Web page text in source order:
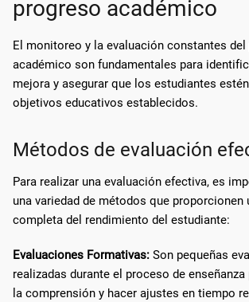
progreso académico
El monitoreo y la evaluación constantes del
académico son fundamentales para
mejora y asegurar que los estudiantes
objetivos educativos establecidos.
Métodos de evaluación
Para realizar una evaluación efectiva, es
una variedad de métodos que proporcionen
completa del rendimiento del estudiante:
Evaluaciones Formativas: Son pequeñas
realizadas durante el proceso de
la comprensión y hacer ajustes en tiempo